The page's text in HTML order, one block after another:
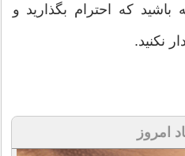
باشید که احترام بگذارید و
نکنید.
امروز